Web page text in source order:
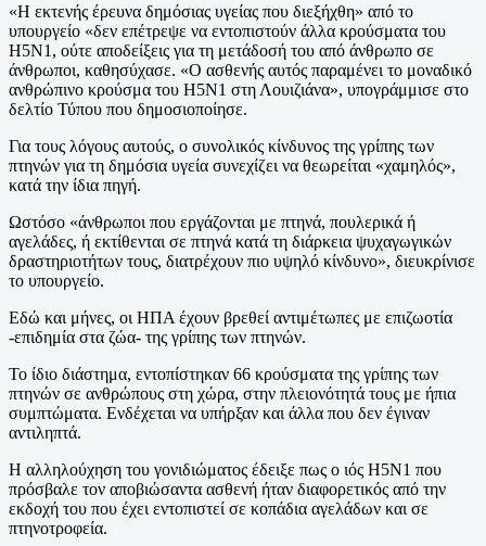
«Η εκτενής έρευνα δημόσιας υγείας που διεξήχθη» από το
υπουργείο «δεν επέτρεψε να εντοπιστούν άλλα κρούσματα του
H5N1, ούτε αποδείξεις για τη μετάδοσή του από άνθρωπο σε
άνθρωποι, καθησύχασε. «Ο ασθενής αυτός παραμένει το μοναδικό
ανθρώπινο κρούσμα του H5N1 στη Λουιζιάνα», υπογράμμισε στο
δελτίο Τύπου που δημοσιοποίησε.
Για τους λόγους αυτούς, ο συνολικός κίνδυνος της γρίπης των
πτηνών για τη δημόσια υγεία συνεχίζει να θεωρείται «χαμηλός»,
κατά την ίδια πηγή.
Ωστόσο «άνθρωποι που εργάζονται με πτηνά, πουλερικά ή
αγελάδες, ή εκτίθενται σε πτηνά κατά τη διάρκεια ψυχαγωγικών
δραστηριοτήτων τους, διατρέχουν πιο υψηλό κίνδυνο», διευκρίνισε
το υπουργείο.
Εδώ και μήνες, οι ΗΠΑ έχουν βρεθεί αντιμέτωπες με επιζωοτία
-επιδημία στα ζώα- της γρίπης των πτηνών.
Το ίδιο διάστημα, εντοπίστηκαν 66 κρούσματα της γρίπης των
πτηνών σε ανθρώπους στη χώρα, στην πλειονότητά τους με ήπια
συμπτώματα. Ενδέχεται να υπήρξαν και άλλα που δεν έγιναν
αντιληπτά.
Η αλληλούχηση του γονιδιώματος έδειξε πως ο ιός H5N1 που
πρόσβαλε τον αποβιώσαντα ασθενή ήταν διαφορετικός από την
εκδοχή του που έχει εντοπιστεί σε κοπάδια αγελάδων και σε
πτηνοτροφεία.